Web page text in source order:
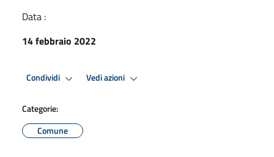
Data :
14 febbraio 2022
Condividi Vedi azioni
Categorie:
Comune